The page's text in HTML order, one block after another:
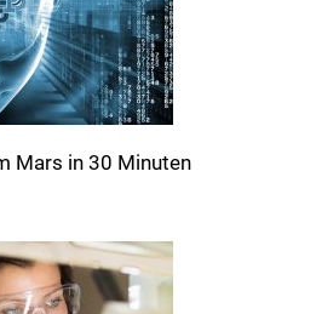
Mars in 30 Minuten